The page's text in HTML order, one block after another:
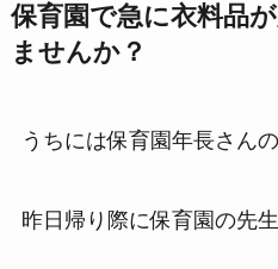
保育園で急に衣料品
ませんか？
うちには保育園年長さん
昨日帰り際に保育園の先